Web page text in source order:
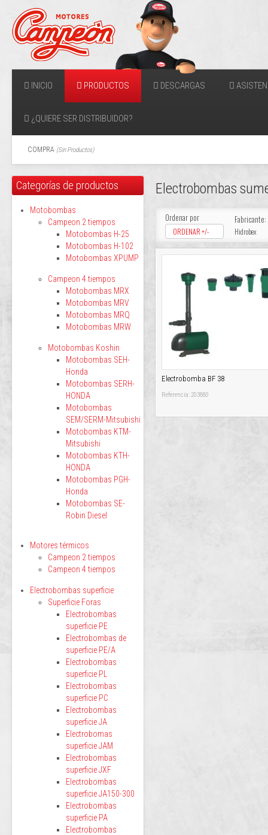
INICIO PRODUCTOS DESCARGAS
¿QUIERE SER DISTRIBUIDOR?
COMPRA (Sin Productos)
Electrobombas
Ordenar por
ORDENAR +/-
Fabricante:
Hidrobex
Electrobomba BF 38
Referencia: 203880
Categorías de productos
Motobombas
Campeon 2 tiempos
Motobombas H-25
Motobombas H-102
Motobombas XPUMP
Campeon 4 tiempos
Motobombas MRX
Motobombas MRV
Motobombas MRQ
Motobombas MRW
Motobombas Koshin
Motobombas SEH-
Honda
Motobombas SERH-
HONDA
Motobombas
SEM/SERM-Mitsubishi
Motobombas KTM-
Mitsubishi
Motobombas KTH-
HONDA
Motobombas PGH-
Honda
Motobombas SE-
Robin Diesel
Motores térmicos
Campeon 2 tiempos
Campeon 4 tiempos
Electrobombas superficie
Superficie Foras
Electrobombas
superficie PE
Electrobombas de
superficie PE/A
Electrobombas
superficie PL
Electrobombas
superficie PC
Electrobombas
superficie JA
Electrobomas
superficie JAM
Electrobombas
superficie JXF
Electrobombas
superficie JA150-300
Electrobombas
superficie PA
Electrobombas